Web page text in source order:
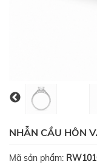
NHẪN CẦU HÔN
Mã sản phẩm: